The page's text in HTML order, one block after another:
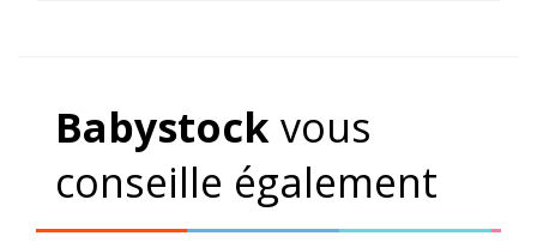
Babystockvous
conseille également